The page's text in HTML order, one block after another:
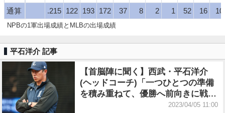
通算
.215 122 193 172 37 8 2 1 52 16 10
NPBの1軍出場成績とMLBの出場成績
平石洋介 記事
【首脳陣に聞く】西武・平石洋介
(ヘッドコーチ)「一つひとつの準備
を積み重ねて、優勝へ前向きに戦っ
2023/04/05 11:00